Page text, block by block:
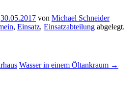
30.05.2017 von Michael Schneider
, Einsatz, Einsatzabteilung abgelegt.
Wasser in einem Öltankraum →